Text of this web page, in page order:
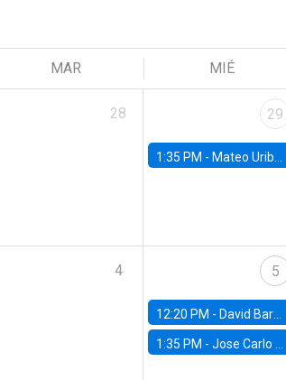
MAR MIÉ
28 29
1:35 PM - Mateo Uribe-Castro, Universidad de los Andes (Colombia)
4 5
12:20 PM - David Bardey, Universidad de los Andes - CEDE
1:35 PM -Jose Carlo Bermudez, UC (ME) & World Bank